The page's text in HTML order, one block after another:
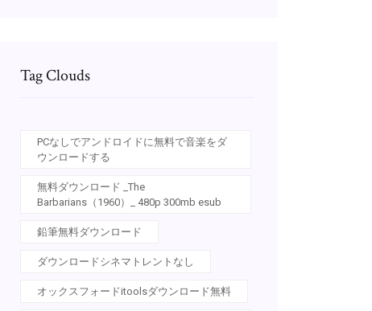
Tag Clouds
PCなしでアンドロイドに無料で音楽をダ
ウンロードする
無料ダウンロード _The
Barbarians（1960）_ 480p 300mb esub
鉛筆無料ダウンロード
ダウンロードシネマトレントなし
オックスフォードitoolsダウンロード無料